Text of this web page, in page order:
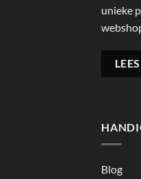
unieke
Blog